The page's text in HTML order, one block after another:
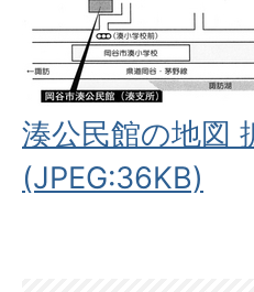
湊公民館の地図
(JPEG:36KB)